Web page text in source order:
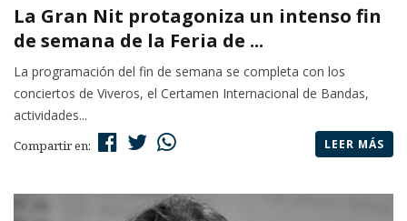
La Gran Nit protagoniza un intenso fin
de semana de la Feria de ...
La programación del fin de semana se completa con los
conciertos de Viveros, el Certamen Internacional de Bandas,
actividades...
Compartir en: LEER MÁS